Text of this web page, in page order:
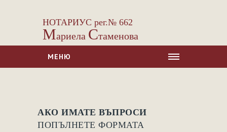
НОТАРИУС рег.№ 662
Мариела Стаменова
МЕНЮ
УСЛУГИ
АКО ИМАТЕ ВЪПРОСИ
ПОПЪЛНЕТЕ ФОРМАТА